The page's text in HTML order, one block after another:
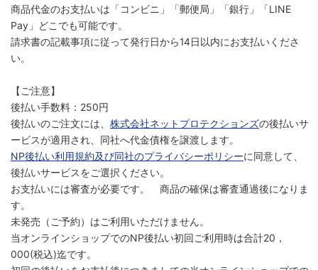
商品代金のお支払いは「コンビニ」「郵便局」「銀行」「LINE
Pay」どこでも可能です。
請求書の記載事項に従って発行日から14日以内にお支払いくださ
い。
【ご注意】
後払い手数料：250円
後払いのご注文には、 株式会社ネットプロテクションズの後払いサ
ービスが適用され、同社へ代金債権を譲渡します。
NP後払い利用規約及び同社のプライバシーポリシーに同意して、
後払いサービスをご選択ください。
お支払いには審査が必要です。 商品の確保は審査通過後になりま
す。
未発売（ご予約）はご利用いただけません。
当オンラインショップでのNP後払い初回ご利用時は合計20，
000(税込)迄です。